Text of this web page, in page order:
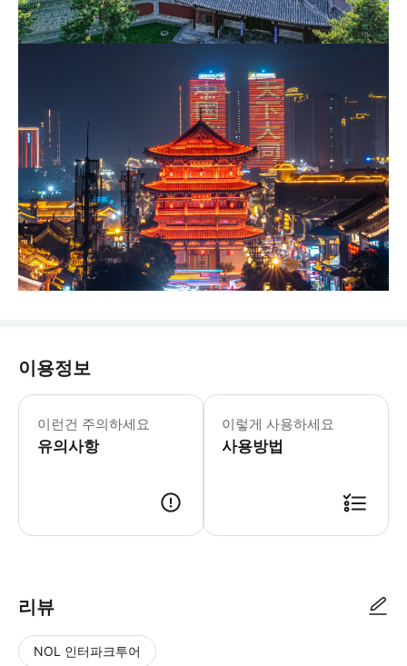
이용정보
이런건 주의하세요
유의사항
이렇게 사용하세요
사용방법
리뷰
NOL 인터파크투어